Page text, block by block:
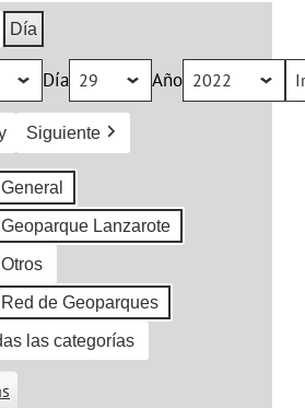
Día
Día Año
Siguiente
General
Geoparque Lanzarote
Otros
Red de Geoparques
las categorías